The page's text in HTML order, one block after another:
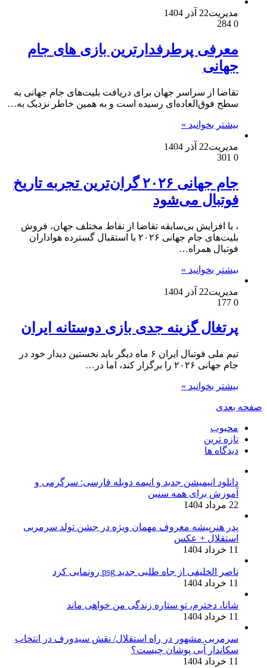
مدیریت22 آذر 1404
0
معرفی پرطرفدارترین بازی های جام
جهانی
تقاضا از سراسر جهان برای دریافت بلیت‌های جام جهانی به
سطح فوق‌العاده‌ای رسیده است و به همین خاطر نزدیک به…
بیشتر بخوانید »
مدیریت22 آذر 1404
0
جام جهانی ۲۰۲۶ گران‌ترین تجربه تاریخ
فوتبال می‌شود
، با افزایش بی‌سابقه تقاضا از نقاط مختلف جهان، فروش
بلیت‌های جام جهانی ۲۰۲۶ با استقبال گسترده هواداران
فوتبال همراه…
بیشتر بخوانید »
مدیریت22 آذر 1404
0
پرتغال گزینه جدی بازی دوستانه ایران
تیم ملی فوتبال ایران ۶ ماه دیگر باید نخستین دیدار خود در
جام جهانی ۲۰۲۶ را برگزار کند، اما در…
بیشتر بخوانید »
صفحه بعدی
محبوب
تازه ترین
دیدگاه ها
دانلود انیمیشن جدید و انیمه دوبله فارسی: سرگرمی و
آموزش برای همه سنین
22 مرداد 1404
پدر هنرپیشه معروف مهمان ویژه در جشن تولد سرمربی
استقلال + عکس
11 خرداد 1404
ناصر الخلیفی از جاه طلبی جدید psg رونمایی کرد
11 خرداد 1404
شانا، دخترم، تو ستاره زندگی من خواهی ماند
11 خرداد 1404
سرمربی مشهور در راه استقلال/ نقش سیدورف در انتخاب
سکاندار آبی پوشان چیست؟
11 خرداد 1404